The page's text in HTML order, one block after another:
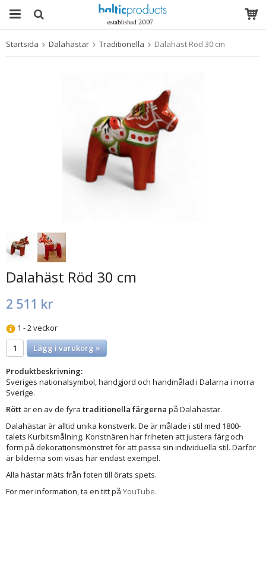
Startsida Dalahästar Traditionella Dalahäst Röd 30 cm
Dalahäst Röd 30 cm
2 511 kr
1 - 2 veckor
Lägg i varukorg »
Produktbeskrivning:
Sveriges nationalsymbol, handgjord och handmålad i Dalarna i norra
Sverige.
Rött är en av de fyra traditionella färgerna på Dalahästar.
Dalahästar är alltid unika konstverk. De är målade i stil med 1800-
talets Kurbitsmålning. Konstnären har friheten att justera färg och
form på dekorationsmönstret för att passa sin individuella stil. Därför
är bilderna som visas här endast exempel.
Alla hästar mäts från foten till örats spets.
För mer information, ta en titt på YouTube.